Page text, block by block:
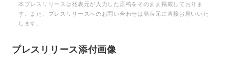
本プレスリリースは発表元が入力した原稿をそのまま掲載しておりま
す。また、プレスリリースへのお問い合わせは発表元に直接お願いいた
します。
プレスリリース添付画像